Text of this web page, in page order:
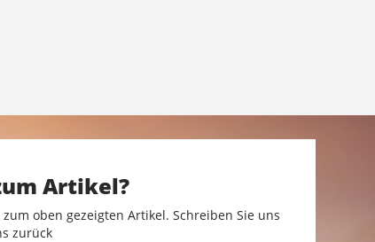
Artikel?
oben gezeigten Artikel. Schreiben Sie uns
zurück